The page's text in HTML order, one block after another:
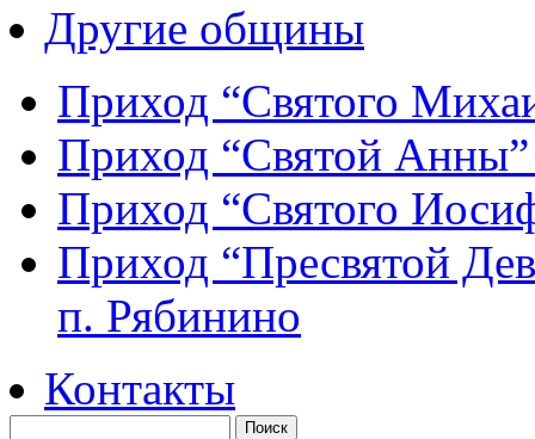
Другие общины
Приход “Святого
Приход “Святой
Приход “Святого
Приход “Пресвятой
п. Рябинино
Контакты